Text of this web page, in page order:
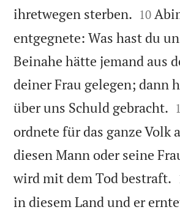
ihretwegen sterben. 

10
entgegnete: Was hast du
Beinahe hätte jemand aus
deiner Frau gelegen; dann
über uns Schuld gebracht. 
ordnete für das ganze Volk
diesen Mann oder seine
wird mit dem Tod bestraft.
in diesem Land und er